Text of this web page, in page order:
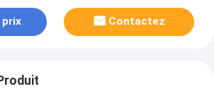
Contactez